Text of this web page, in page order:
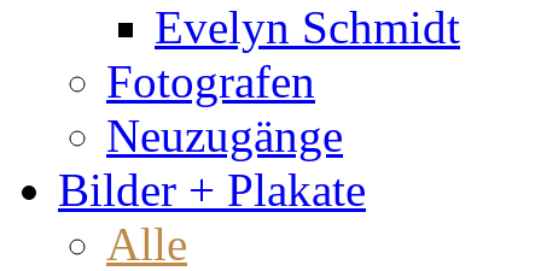
Evelyn Schmidt
Fotografen
Neuzugänge
Bilder + Plakate
Alle